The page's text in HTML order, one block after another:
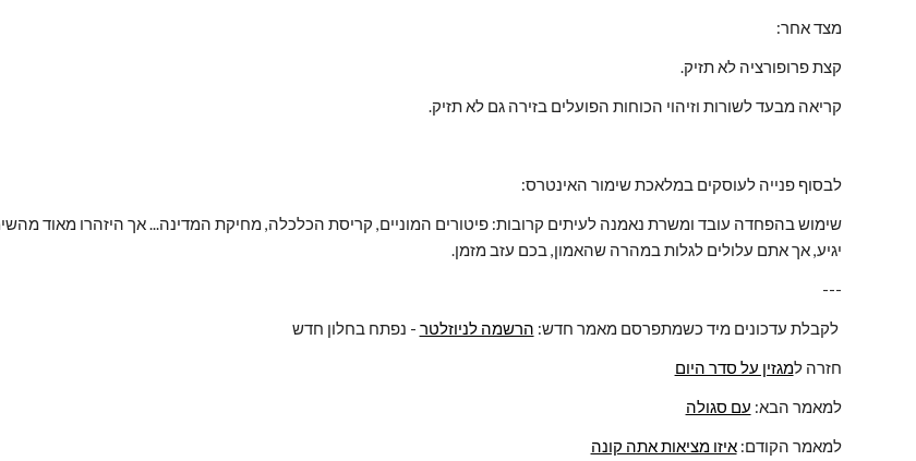
מצד אחר:
קצת פרופורציה לא תזיק.
קריאה מבעד לשורות וזיהוי הכוחות הפועלים בזירה גם לא תזיק.
לבסוף פנייה לעוסקים במלאכת שימור האינטרס:
יגיע, אך אתם עלולים לגלות במהרה שהאמון, בכם עזב מזמן.
---
לקבלת עדכונים מיד כשמתפרסם מאמר חדש: הרשמה לניוזלטר - נפתח בחלון חדש
חזרה למגזין על סדר היום
למאמר הבא: עם סגולה
למאמר הקודם: איזו מציאות אתה קונה